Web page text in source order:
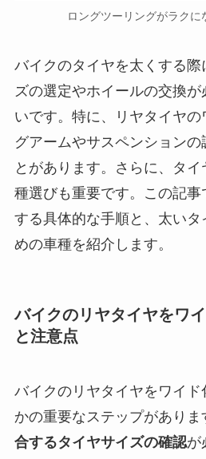
ロングツーリングがラクに
バイクのタイヤを太くする際
ズの選定やホイールの交換
いです。特に、リヤタイヤ
グアームやサスペンションの
とがあります。さらに、タ
種選びも重要です。この記事
する具体的な手順と、太い
めの車種を紹介します。
バイクのリヤタイヤをワ
と注意点
バイクのリヤタイヤをワイ
かの重要なステップがあり
合するタイヤサイズの確認が